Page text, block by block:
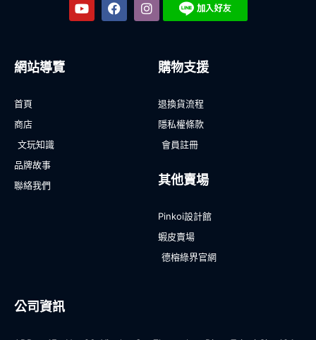
網站導覽
首頁
商店
文玩知識
品牌故事
聯絡我們
購物支援
退換貨流程
隱私權條款
會員註冊
其他賣場
Pinkoi設計館
蝦皮賣場
德榕綠界官網
公司資訊